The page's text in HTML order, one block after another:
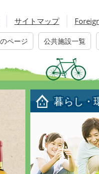
サイトマップ
ページ 公共施設一覧
暮らし・